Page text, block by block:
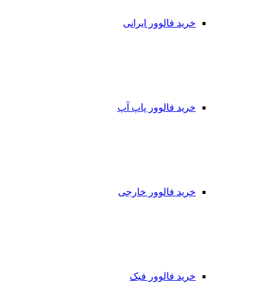
خرید فالوور ایرانی
خرید فالوور پاپ آپ
خرید فالوور خارجی
خرید فالوور فیک